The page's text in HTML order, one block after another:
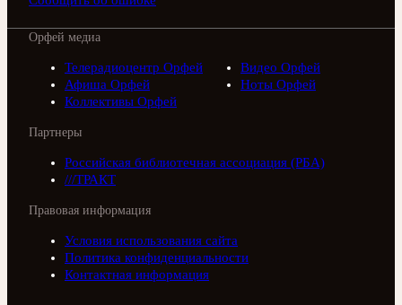
Орфей медиа
Телерадиоцентр Орфей
Видео Орфей
Афиша Орфей
Ноты Орфей
Коллективы Орфей
Партнеры
Российская библиотечная ассоциация (РБА)
///ТРАКТ
Правовая информация
Условия использования сайта
Политика конфиденциальности
Контактная информация